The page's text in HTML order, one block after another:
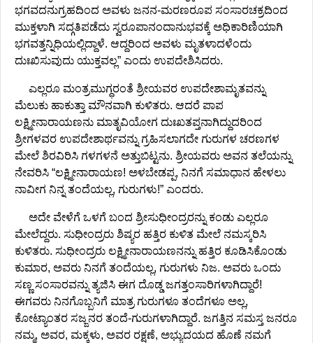
ಭಗವದನುಗ್ರಹದಿಂದ ಅವಳು ಜನನ-ಮರಣರೂಪ ಸಂಸಾರಚಕ್ರದಿಂದ
ಮುಕ್ತಳಾಗಿ ಸದ್ಗತಿಪಡೆದು ಸ್ವರೂಪಾನಂದಾನುಭವಕ್ಕೆ ಅಧಿಕಾರಿಣಿಯಾಗಿ
ಭಗವತ್ತನ್ನಿಧಿಯಲ್ಲಿದ್ದಾಳೆ. ಆದ್ದರಿಂದ ಅವಳು ಮೃತಳಾದಳೆಂದು
ದುಃಖಿಸುವುದು ಯುಕ್ತವಲ್ಲ” ಎಂದು ಉಪದೇಶಿಸಿದರು.
ಎಲ್ಲರೂ ಮಂತ್ರಮುಗ್ಧರಂತೆ ಶ್ರೀಯವರ ಉಪದೇಶಾಮೃತವನ್ನು
ಮೆಲುಕು ಹಾಕುತ್ತಾ ಮೌನವಾಗಿ ಕುಳಿತರು. ಆದರೆ ಪಾಪ
ಲಕ್ಷ್ಮೀನಾರಾಯಣನು ಮಾತೃವಿಯೋಗ ದುಃಖತಪ್ತನಾಗಿದ್ದುದರಿಂದ
ಶ್ರೀಗಳವರ ಉಪದೇಶಾರ್ಥವನ್ನು ಗ್ರಹಿಸಲಾಗದೇ ಗುರುಗಳ ಚರಣಗಳ
ಮೇಲೆ ಶಿರವಿರಿಸಿ ಗಳಗಳನೆ ಅತ್ತುಬಿಟ್ಟನು. ಶ್ರೀಯವರು ಅವನ ತಲೆಯನ್ನು
ನೇವರಿಸಿ “ಲಕ್ಷ್ಮೀನಾರಾಯಣ! ಅಳಬೇಡಪ್ಪ, ನಿನಗೆ ಸಮಾಧಾನ ಹೇಳಲು
ನಾವೀಗ ನಿನ್ನ ತಂದೆಯಲ್ಲ, ಗುರುಗಳು!” ಎಂದರು.
ಅದೇ ವೇಳೆಗೆ ಒಳಗೆ ಬಂದ ಶ್ರೀಸುಧೀಂದ್ರರನ್ನು ಕಂಡು ಎಲ್ಲರೂ
ಮೇಲೆದ್ದರು. ಸುಧೀಂದ್ರರು ಶಿಷ್ಯರ ಹತ್ತಿರ ಕುಳಿತ ಮೇಲೆ ನಮಸ್ಕರಿಸಿ
ಕುಳಿತರು. ಸುಧೀಂದ್ರರು ಲಕ್ಷ್ಮೀನಾರಾಯಣನನ್ನು ಹತ್ತಿರ ಕೂಡಿಸಿಕೊಂಡು
ಕುಮಾರ, ಅವರು ನಿನಗೆ ತಂದೆಯಲ್ಲ, ಗುರುಗಳು ನಿಜ. ಅವರು ಒಂದು
ಸಣ್ಣ ಸಂಸಾರವನ್ನು ತ್ಯಜಿಸಿ ಈಗ ದೊಡ್ಡ ಜಗತ್ತಂಸಾರಿಗಳಾಗಿದ್ದಾರೆ!
ಈಗವರು ನಿನಗೊಬ್ಬನಿಗೆ ಮಾತ್ರ ಗುರುಗಳೂ ತಂದೆಗಳೂ ಅಲ್ಲ,
ಕೋಟ್ಯಾಂತರ ಸಜ್ಜನರ ತಂದೆ-ಗುರುಗಳಾಗಿದ್ದಾರೆ. ಜಗತ್ತಿನ ಸಮಸ್ತ ಜನರೂ
ನಮ್ಮ, ಅವರ, ಮಕ್ಕಳು, ಅವರ ರಕ್ಷಣೆ, ಅಭ್ಯುದಯದ ಹೊಣೆ ನಮಗೆ